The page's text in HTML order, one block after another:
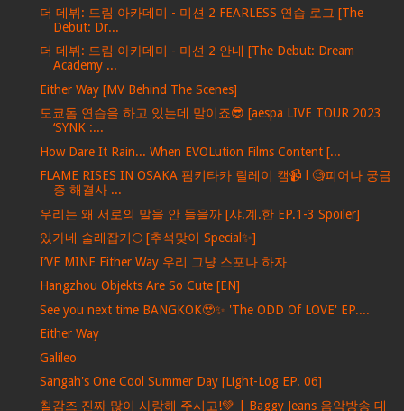
더 데뷔: 드림 아카데미 - 미션 2 FEARLESS 연습 로그 [The
Debut: Dr...
더 데뷔: 드림 아카데미 - 미션 2 안내 [The Debut: Dream
Academy ...
Either Way [MV Behind The Scenes]
도쿄돔 연습을 하고 있는데 말이죠😎 [aespa LIVE TOUR 2023
‘SYNK :...
How Dare It Rain... When EVOLution Films Content [...
FLAME RISES IN OSAKA 핌키타카 릴레이 캠📹 l 🧐피어나 궁금
증 해결사 ...
우리는 왜 서로의 말을 안 들을까 [샤.계.한 EP.1-3 Spoiler]
있가네 술래잡기🌕 [추석맞이 Special✨]
I’VE MINE Either Way 우리 그냥 스포나 하자
Hangzhou Objekts Are So Cute [EN]
See you next time BANGKOK🥹✨ 'The ODD Of LOVE' EP....
Either Way
Galileo
Sangah's One Cool Summer Day [Light-Log EP. 06]
칠감즈 진짜 많이 사랑해 주시고!💚 | Baggy Jeans 음악방송 대